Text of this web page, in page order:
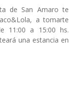
de San Amaro te
a tomarte
11:00 a 15:00 hs.
una estancia en